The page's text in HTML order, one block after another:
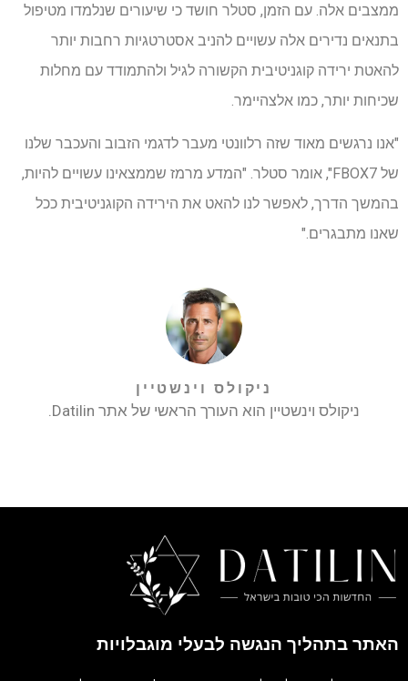
ממצבים אלה. עם הזמן, סטלר חושד כי שיעורים שנלמדו מטיפול
בתנאים נדירים אלה עשויים להניב אסטרטגיות רחבות יותר
להאטת ירידה קוגניטיבית הקשורה לגיל ולהתמודד עם מחלות
שכיחות יותר, כמו אלצהיימר.
"אנו נרגשים מאוד שזה רלוונטי מעבר לדגמי הזבוב והעכבר שלנו
של FBOX7", אומר סטלר. "המדע מרמז שממצאינו עשויים להיות,
בהמשך הדרך, לאפשר לנו להאט את הירידה הקוגניטיבית ככל
שאנו מתבגרים."
ניקולס וינשטיין
ניקולס וינשטיין הוא העורך הראשי של אתר Datilin.
האתר בתהליך הנגשה לבעלי מוגבלויות